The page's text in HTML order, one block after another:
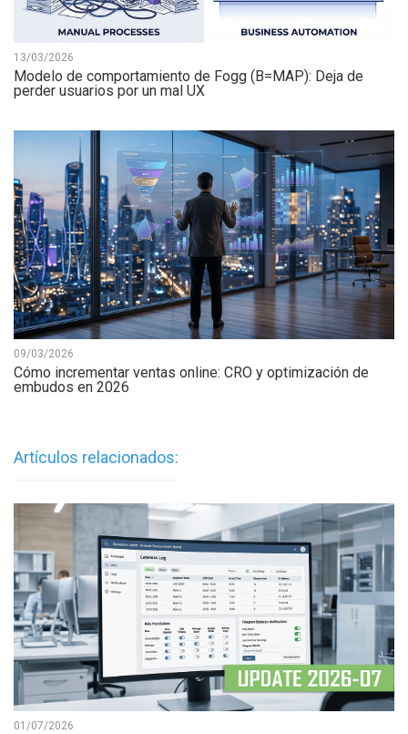
13/03/2026
Modelo de comportamiento de Fogg (B=MAP): Deja de
perder usuarios por un mal UX
09/03/2026
Cómo incrementar ventas online: CRO y optimización de
embudos en 2026
Artículos relacionados:
01/07/2026